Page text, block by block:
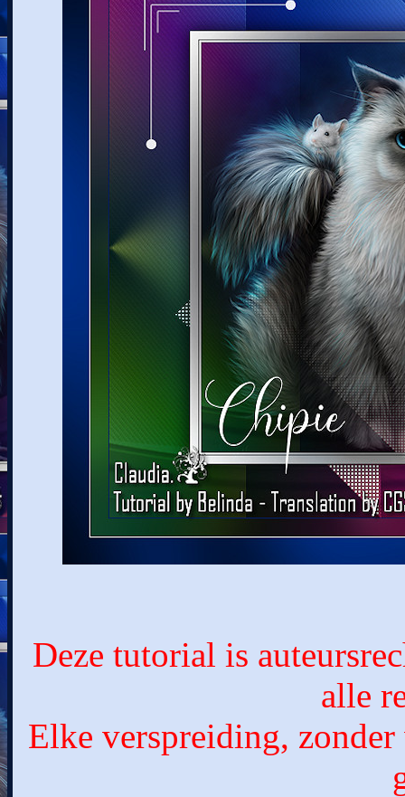
Deze tutorial is
alle
Elke verspreiding,